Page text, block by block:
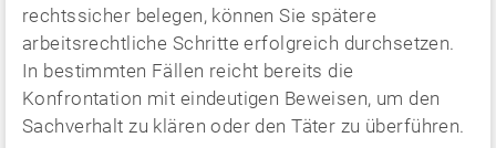
rechtssicher belegen, können Sie spätere
arbeitsrechtliche Schritte erfolgreich durchsetzen.
In bestimmten Fällen reicht bereits die
Konfrontation mit eindeutigen Beweisen, um den
Sachverhalt zu klären oder den Täter zu überführen.